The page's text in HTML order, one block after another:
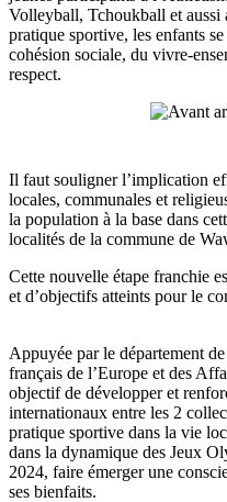
Volleyball, Tchoukball et aussi
pratique sportive, les enfants
cohésion sociale, du vivre-
respect.
Il faut souligner l’implication
locales, communales et
la population à la base dans
localités de la commune de
Cette nouvelle étape franchie
et d’objectifs atteints pour le
Appuyée par le département
français de l’Europe et des
objectif de développer et
internationaux entre les 2
pratique sportive dans la vie
dans la dynamique des Jeux
2024, faire émerger une
ses bienfaits.